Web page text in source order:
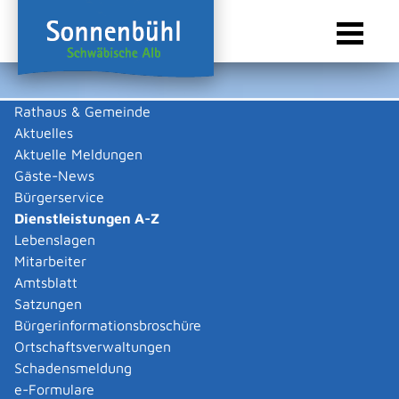
Rathaus & Gemeinde
Aktuelles
Aktuelle Meldungen
Gäste-News
Bürgerservice
Dienstleistungen A-Z
Lebenslagen
Mitarbeiter
Amtsblatt
Satzungen
Bürgerinformationsbroschüre
Ortschaftsverwaltungen
Schadensmeldung
e-Formulare
Sie sind hier:
Dienstleistungen A-Z
Dienstleistungen A-Z
Leistungen
Vielzahl von kommunalen und staatlichen
Verwaltungsvorgängen. Insbesondere erhalten Sie
Informationen zu den erforderlichen Unterlagen die zu
einer bestimmen Verwaltungsdienstleistung notwendig